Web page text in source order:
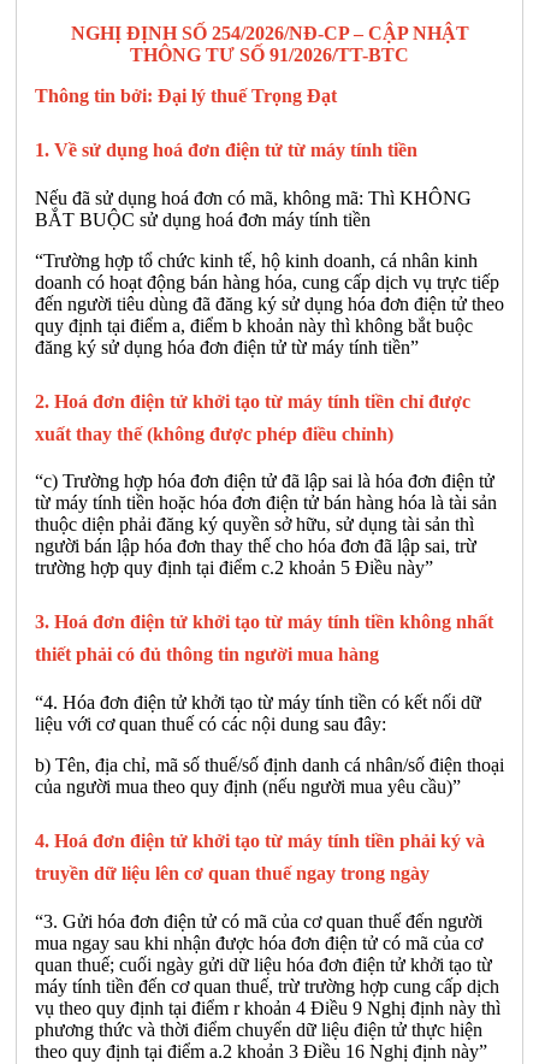
NGHỊ ĐỊNH SỐ 254/2026/NĐ-CP – CẬP NHẬT
THÔNG TƯ SỐ 91/2026/TT-BTC
Thông tin bởi: Đại lý thuế Trọng Đạt
1. Về sử dụng hoá đơn điện tử từ máy tính tiền
Nếu đã sử dụng hoá đơn có mã, không mã: Thì KHÔNG
BẮT BUỘC sử dụng hoá đơn máy tính tiền
“Trường hợp tổ chức kinh tế, hộ kinh doanh, cá nhân kinh
doanh có hoạt động bán hàng hóa, cung cấp dịch vụ trực tiếp
đến người tiêu dùng đã đăng ký sử dụng hóa đơn điện tử theo
quy định tại điểm a, điểm b khoản này thì không bắt buộc
đăng ký sử dụng hóa đơn điện tử từ máy tính tiền”
2. Hoá đơn điện tử khởi tạo từ máy tính tiền chỉ được
xuất thay thế (không được phép điều chỉnh)
“c) Trường hợp hóa đơn điện tử đã lập sai là hóa đơn điện tử
từ máy tính tiền hoặc hóa đơn điện tử bán hàng hóa là tài sản
thuộc diện phải đăng ký quyền sở hữu, sử dụng tài sản thì
người bán lập hóa đơn thay thế cho hóa đơn đã lập sai, trừ
trường hợp quy định tại điểm c.2 khoản 5 Điều này”
3. Hoá đơn điện tử khởi tạo từ máy tính tiền không nhất
thiết phải có đủ thông tin người mua hàng
“4. Hóa đơn điện tử khởi tạo từ máy tính tiền có kết nối dữ
liệu với cơ quan thuế có các nội dung sau đây:
b) Tên, địa chỉ, mã số thuế/số định danh cá nhân/số điện thoại
của người mua theo quy định (nếu người mua yêu cầu)”
4. Hoá đơn điện tử khởi tạo từ máy tính tiền phải ký và
truyền dữ liệu lên cơ quan thuế ngay trong ngày
“3. Gửi hóa đơn điện tử có mã của cơ quan thuế đến người
mua ngay sau khi nhận được hóa đơn điện tử có mã của cơ
quan thuế; cuối ngày gửi dữ liệu hóa đơn điện tử khởi tạo từ
máy tính tiền đến cơ quan thuế, trừ trường hợp cung cấp dịch
vụ theo quy định tại điểm r khoản 4 Điều 9 Nghị định này thì
phương thức và thời điểm chuyển dữ liệu điện tử thực hiện
theo quy định tại điểm a.2 khoản 3 Điều 16 Nghị định này”